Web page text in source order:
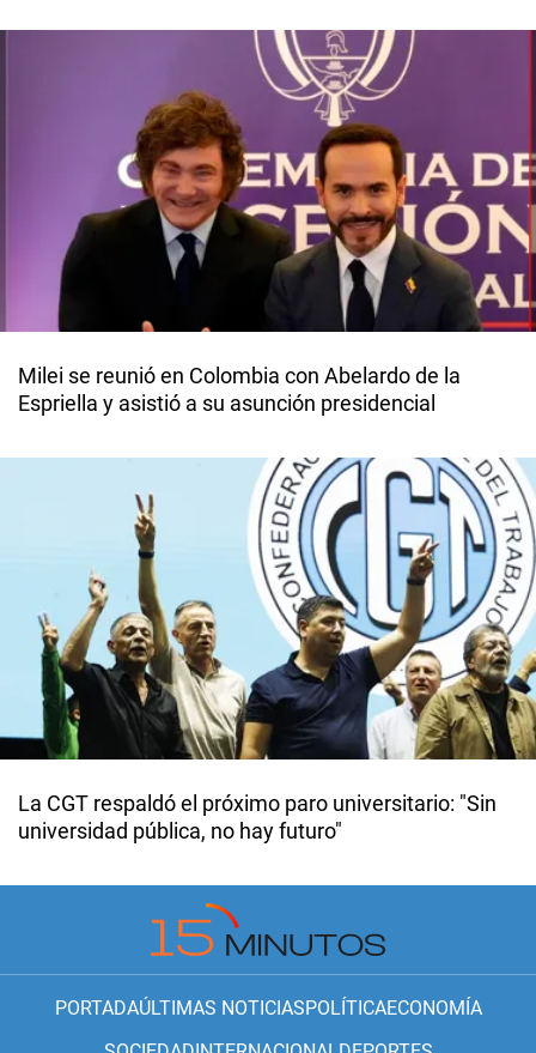
Milei se reunió en Colombia con Abelardo de la
Espriella y asistió a su asunción presidencial
La CGT respaldó el próximo paro universitario: "Sin
universidad pública, no hay futuro"
PORTADAÚLTIMAS NOTICIASPOLÍTICAECONOMÍA